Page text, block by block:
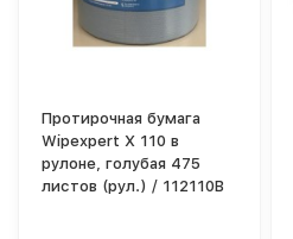
Протирочная бумага
Wipexpert X 110 в
рулоне, голубая 475
листов (рул.) / 112110B